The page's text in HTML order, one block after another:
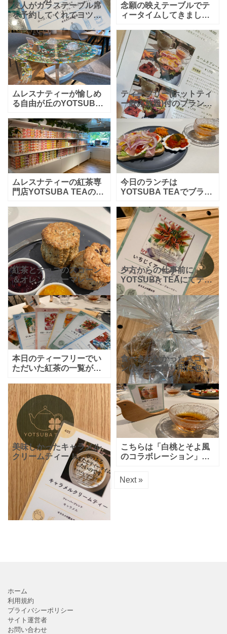
友人がガラステーブル席
を予約してくれてヨツバ
ティーへ。1時間45分制
のティーフリーセットを
注文していろいろな種類
の紅茶を飲みました。お
もしろかったのが、それ
ぞれ
念願の映えテーブルでテ
ィータイムしてきまし
ブルで飲むムレスナティ
ーはさらに美味しい気が
します！！ガラスのカッ
プもおしゃれでテンショ
ン上がり
ムレスナティーが愉しめ
る自由が丘のYOTSUBA
テーブル席。こちらのア
ートは「 プレバト!! 」の
水彩画で特待生となった
倉中るなさんに
ティーフリー(ホットティ
ー飲み放題)付のブランチ
プレートが頂けるヨツバ
ティーさんにようやく来
れました⸜(*ˊᗜˋ*)⸝もちろ
んお目当てはたくさんの
種類が飲めるム
ムレスナティーの紅茶専
門店YOTSUBA TEAの扉
ラ！かわいいー！！って
思わず声に出したくなる
ような店頭販売の紅茶が
今日のランチは
YOTSUBA TEAでブラン
レーゼサンドのティーフ
リー付きセットをいただ
きました～！付け合わせ
のラタトゥイユもキャロ
ットラ
紅茶とチョコのスコーン
＆オレンジマーマレード
とミックスベリージャム
♡ヨツバティーでムレス
ナティーのティーフリー
付セット！チョコにベリ
ージャムがとっっっても
合う～
夕方からの仕事前に
YOTSUBA TEAにてティ
ータイム。美味しいムレ
スナティーを堪能しまし
た。いちじくアールグレ
イに励まされたような気
分です。うん。120パー
本日のティーフリーでい
ただいた紅茶の一覧がコ
ィーフリーを注文する
と、だいたい10分くらい
の間隔で次の紅茶を持っ
てきてくれます
食べきれなかったスコー
ンはお持ち帰り用に包ん
でもらいました！かわい
いラッピングで、お家で
の美味しい食べ方の説明
書もつけていただきまし
た♡親切なヨツバティー
さん、
美味しかったキャラメル
クリームティー！
YOTSUBA TEAで飲む紅
茶にはそれぞれにタイト
ルが付けられていて、そ
れがどれもまた素敵なネ
ーミング！紅茶は入り口
で店
こちらは「白桃とそよ風
のコラボレーション」と
ヨツバティーで飲める白
桃アールグレイの紅茶で
1 2 Next »
ホーム
利用規約
プライバシーポリシー
サイト運営者
お問い合わせ